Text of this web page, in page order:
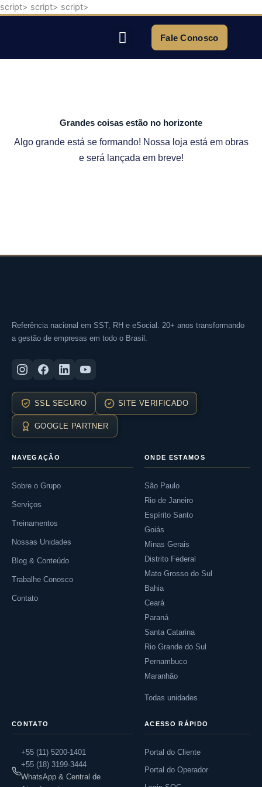
script> script> script>
Fale Conosco
Grandes coisas estão no horizonte
Algo grande está se formando! Nossa loja está em obras
e será lançada em breve!
Referência nacional em SST, RH e eSocial. 20+ anos transformando
a gestão de empresas em todo o Brasil.
SSL SEGURO SITE VERIFICADO
GOOGLE PARTNER
NAVEGAÇÃO
Sobre o Grupo
Serviços
Treinamentos
Nossas Unidades
Blog & Conteúdo
Trabalhe Conosco
Contato
ONDE ESTAMOS
São Paulo
Rio de Janeiro
Espírito Santo
Goiás
Minas Gerais
Distrito Federal
Mato Grosso do Sul
Bahia
Ceará
Paraná
Santa Catarina
Rio Grande do Sul
Pernambuco
Maranhão
Todas unidades
CONTATO
+55 (11) 5200-1401
+55 (18) 3199-3444
WhatsApp & Central de
ACESSO RÁPIDO
Portal do Cliente
Portal do Operador